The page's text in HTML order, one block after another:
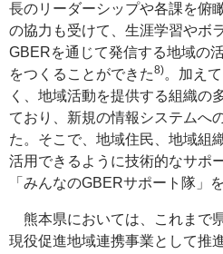
長のリーダーシップや各課を俯
の協力も受けて、生涯学習やボ
GBERを通じて発信する地域の
をつくることができた8)。加え
く、地域活動を提供する組織の
ており、新規の情報システムへ
た。そこで、地域住民、地域組
活用できるように技術的なサポ
「みんなのGBERサポート隊」
熊本県においては、これまで
現役促進地域連携事業として推